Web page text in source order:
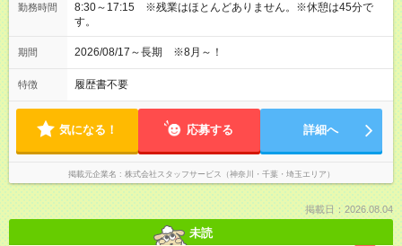
勤務時間
8:30～17:15 ※残業はほとんどありません。※休憩は45分で
す。
期間 2026/08/17～長期 ※8月～！
特徴 履歴書不要
気になる！ 応募する 詳細へ
掲載元企業名 株式会社スタッフサービス（神奈川・千葉・埼玉エリア）
掲載日：2026.08.04
未読